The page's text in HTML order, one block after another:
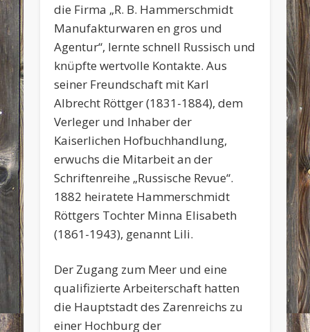
die Firma „R. B. Hammerschmidt
Manufakturwaren en gros und
Agentur“, lernte schnell Russisch und
knüpfte wertvolle Kontakte. Aus
seiner Freundschaft mit Karl
Albrecht Röttger (1831-1884), dem
Verleger und Inhaber der
Kaiserlichen Hofbuchhandlung,
erwuchs die Mitarbeit an der
Schriftenreihe „Russische Revue“.
1882 heiratete Hammerschmidt
Röttgers Tochter Minna Elisabeth
(1861-1943), genannt Lili.
Der Zugang zum Meer und eine
qualifizierte Arbeiterschaft hatten
die Hauptstadt des Zarenreichs zu
einer Hochburg der